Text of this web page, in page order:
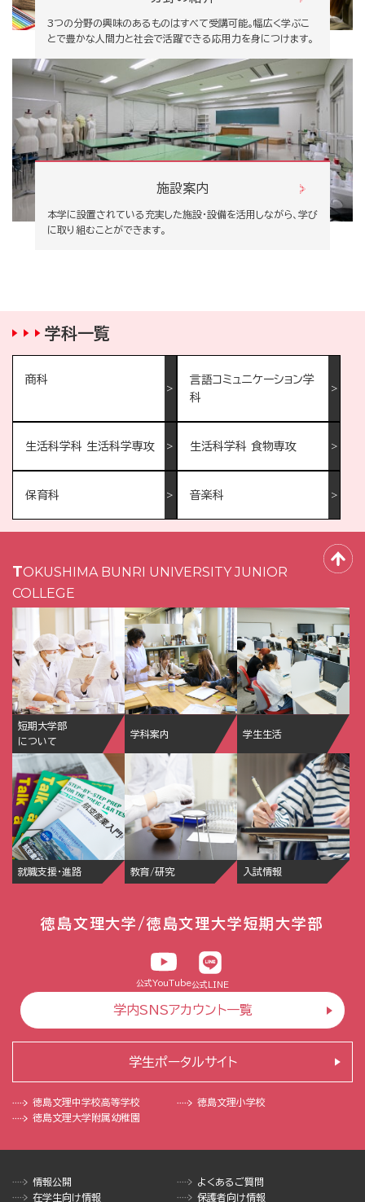
3つの分野の興味のあるものはすべて受講可能。幅広く学ぶこ
とで豊かな人間力と社会で活躍できる応用力を身につけます。
施設案内
本学に設置されている充実した施設・設備を活用しながら、学び
に取り組むことができます。
学科一覧
商科
言語コミュニケーション学
科
生活科学科 生活科学専攻 生活科学科 食物専攻
保育科 音楽科
TOKUSHIMA BUNRI UNIVERSITY JUNIOR
COLLEGE
短期大学部
について
学科案内 学生生活
就職支援・進路 教育/研究 入試情報
徳島文理大学/徳島文理大学短期大学部
公式YouTube公式LINE
学内SNSアカウント一覧
徳島文理中学校高等学校
徳島文理小学校
徳島文理大学附属幼稚園
学生ポータルサイト
情報公開
よくあるご質問
在学生向け情報
保護者向け情報